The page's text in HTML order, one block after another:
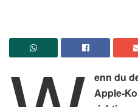
enn du
Apple-